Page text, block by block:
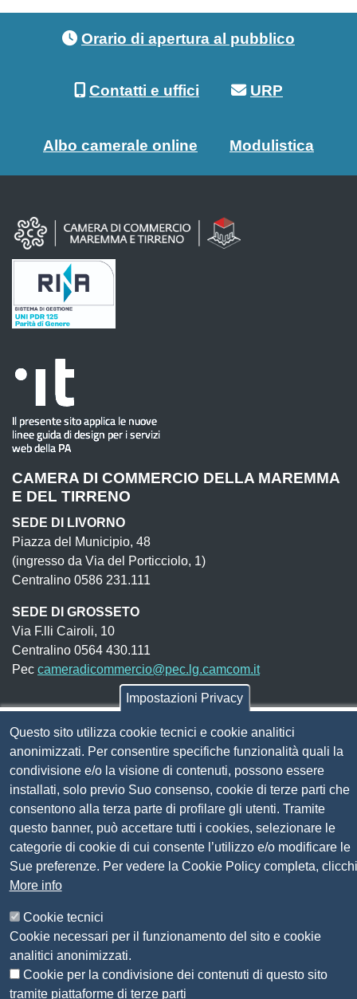
Orario di apertura al pubblico
Contatti e uffici URP
Albo camerale online Modulistica
CAMERA DI COMMERCIO DELLA MAREMMA
E DEL TIRRENO
SEDE DI LIVORNO
Piazza del Municipio, 48
(ingresso da Via del Porticciolo, 1)
Centralino 0586 231.111
SEDE DI GROSSETO
Via F.lli Cairoli, 10
Centralino 0564 430.111
Pec cameradicommercio@pec.lg.camcom.it
Codice univoco fatturazione elettronica:UFN1JE
Pagare con PagoPA
Seguici su
Sito web
Amministrazione trasparente
Mappa del sito
Social Media Policy
Dichiarazione di accessibilità
Feedback accessibilità
Siti tematici: Maremma e Tirreno Itinerari
Impostazioni Privacy
Questo sito utilizza cookie tecnici e cookie analitici
anonimizzati. Per consentire specifiche funzionalità quali la
condivisione e/o la visione di contenuti, possono essere
installati, solo previo Suo consenso, cookie di terze parti che
consentono alla terza parte di profilare gli utenti. Tramite
questo banner, può accettare tutti i cookies, selezionare le
categorie di cookie di cui consente l’utilizzo e/o modificare le
Sue preferenze. Per vedere la Cookie Policy completa, clicchi
More info
Cookie tecnici
Cookie necessari per il funzionamento del sito e cookie
analitici anonimizzati.
Cookie per la condivisione dei contenuti di questo sito
tramite piattaforme di terze parti